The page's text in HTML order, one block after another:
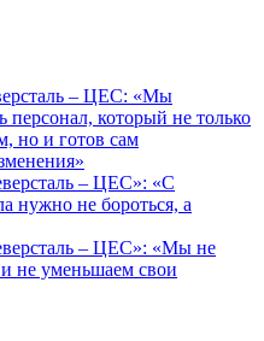
– ЦЕС: «Мы
персонал, который не только
но и готов сам
– ЦЕС»: «С
нужно не бороться, а
– ЦЕС»: «Мы не
не уменьшаем свои